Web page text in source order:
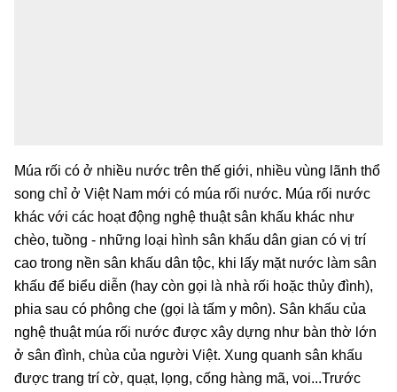
Múa rối có ở nhiều nước trên thế giới, nhiều vùng lãnh thổ
song chỉ ở Việt Nam mới có múa rối nước. Múa rối nước
khác với các hoạt động nghệ thuật sân khấu khác như
chèo, tuồng - những loại hình sân khấu dân gian có vị trí
cao trong nền sân khấu dân tộc, khi lấy mặt nước làm sân
khấu để biểu diễn (hay còn gọi là nhà rối hoặc thủy đình),
phia sau có phông che (gọi là tấm y môn). Sân khấu của
nghệ thuật múa rối nước được xây dựng như bàn thờ lớn
ở sân đình, chùa của người Việt. Xung quanh sân khấu
được trang trí cờ, quạt, lọng, cống hàng mã, voi...Trước